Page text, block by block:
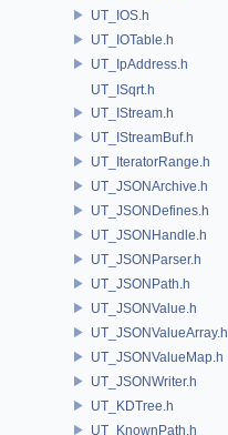
UT_IOS.h
UT_IOTable.h
UT_IpAddress.h
UT_ISqrt.h
UT_IStream.h
UT_IStreamBuf.h
UT_IteratorRange.h
UT_JSONArchive.h
UT_JSONDefines.h
UT_JSONHandle.h
UT_JSONParser.h
UT_JSONPath.h
UT_JSONValue.h
UT_JSONValueArray.h
UT_JSONValueMap.h
UT_JSONWriter.h
UT_KDTree.h
UT_KnownPath.h